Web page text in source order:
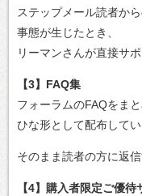
ステップメール読者か
事態が生じたとき、
リーマンさんが直接サ
【3】FAQ集
フォーラムのFAQをま
ひな形として配布してい
そのまま読者の方に返
【4】購入者限定ご優待